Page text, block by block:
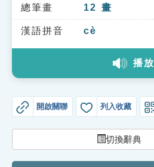
單字索引
生命大百科索引
教學應用
貓頭鷹博士
總筆畫 12 畫
漢語拼音 cè
播放
開啟關聯 列入收藏
切換辭典